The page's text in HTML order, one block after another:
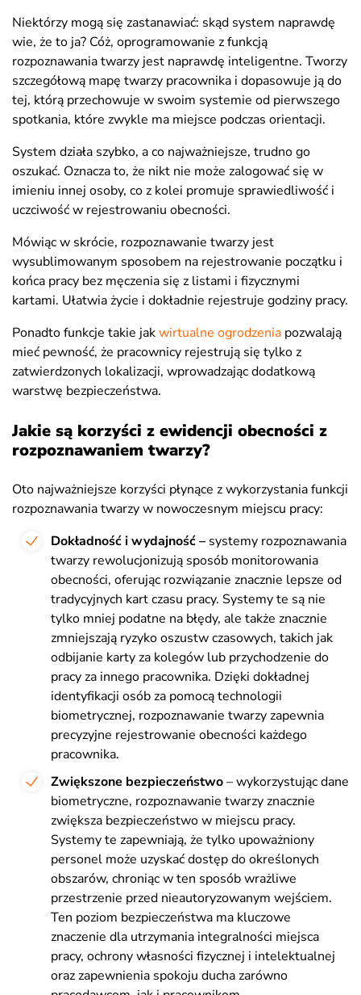
Niektórzy mogą się zastanawiać: skąd system naprawdę
wie, że to ja? Cóż, oprogramowanie z funkcją
rozpoznawania twarzy jest naprawdę inteligentne. Tworzy
szczegółową mapę twarzy pracownika i dopasowuje ją do
tej, którą przechowuje w swoim systemie od pierwszego
spotkania, które zwykle ma miejsce podczas orientacji.
System działa szybko, a co najważniejsze, trudno go
oszukać. Oznacza to, że nikt nie może zalogować się w
imieniu innej osoby, co z kolei promuje sprawiedliwość i
uczciwość w rejestrowaniu obecności.
Mówiąc w skrócie, rozpoznawanie twarzy jest
wysublimowanym sposobem na rejestrowanie początku i
końca pracy bez męczenia się z listami i fizycznymi
kartami. Ułatwia życie i dokładnie rejestruje godziny pracy.
Ponadto funkcje takie jakwirtualne ogrodzenia pozwalają
mieć pewność, że pracownicy rejestrują się tylko z
zatwierdzonych lokalizacji, wprowadzając dodatkową
warstwę bezpieczeństwa.
Jakie są korzyści z ewidencji obecności z
rozpoznawaniem twarzy?
Oto najważniejsze korzyści płynące z wykorzystania funkcji
rozpoznawania twarzy w nowoczesnym miejscu pracy:
Dokładność i wydajność – systemy rozpoznawania
twarzy rewolucjonizują sposób monitorowania
obecności, oferując rozwiązanie znacznie lepsze od
tradycyjnych kart czasu pracy. Systemy te są nie
tylko mniej podatne na błędy, ale także znacznie
zmniejszają ryzyko oszustw czasowych, takich jak
odbijanie karty za kolegów lub przychodzenie do
pracy za innego pracownika. Dzięki dokładnej
identyfikacji osób za pomocą technologii
biometrycznej, rozpoznawanie twarzy zapewnia
precyzyjne rejestrowanie obecności każdego
pracownika.
Zwiększone bezpieczeństwo– wykorzystując dane
biometryczne, rozpoznawanie twarzy znacznie
zwiększa bezpieczeństwo w miejscu pracy.
Systemy te zapewniają, że tylko upoważniony
personel może uzyskać dostęp do określonych
obszarów, chroniąc w ten sposób wrażliwe
przestrzenie przed nieautoryzowanym wejściem.
Ten poziom bezpieczeństwa ma kluczowe
znaczenie dla utrzymania integralności miejsca
pracy, ochrony własności fizycznej i intelektualnej
oraz zapewnienia spokoju ducha zarówno